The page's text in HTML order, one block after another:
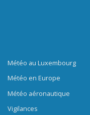
Météo au Luxembourg
Météo en Europe
Météo aéronautique
Vigilances